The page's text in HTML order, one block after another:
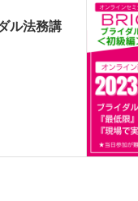
ル法務講